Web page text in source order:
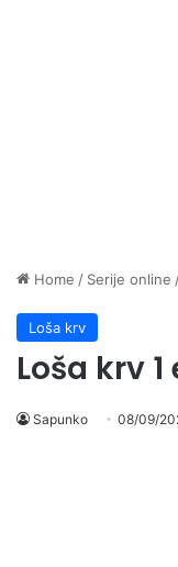
Home / Serije online
Loša krv
Loša krv
Sapunko 08/09/